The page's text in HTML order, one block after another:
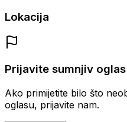
Lokacija
Prijavite sumnjiv oglas
Ako primijetite bilo što
oglasu, prijavite nam.